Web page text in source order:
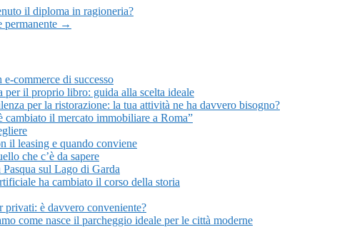
il diploma in ragioneria?
permanente →
commerce di successo
per il proprio libro: guida alla scelta ideale
per la ristorazione: la tua attività ne ha davvero bisogno?
cambiato il mercato immobiliare a Roma”
il leasing e quando conviene
che c’è da sapere
sul Lago di Garda
ha cambiato il corso della storia
è davvero conveniente?
come nasce il parcheggio ideale per le città moderne